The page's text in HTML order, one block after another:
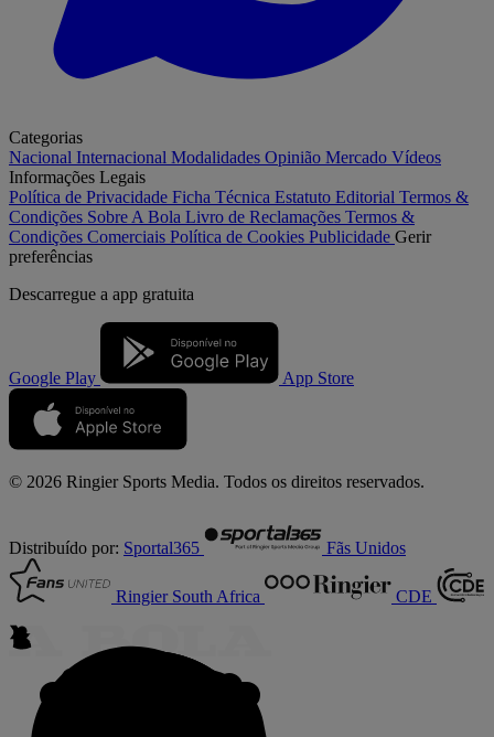
Categorias
Nacional Internacional Modalidades Opinião Mercado Vídeos
Informações Legais
Política de Privacidade Ficha Técnica Estatuto Editorial Termos &
Condições Sobre A Bola Livro de Reclamações Termos &
Condições Comerciais Política de Cookies Publicidade Gerir
preferências
Descarregue a app gratuita
Google Play App Store
© 2026 Ringier Sports Media. Todos os direitos reservados.
Distribuído por: Sportal365 Fãs Unidos
Ringier South Africa CDE